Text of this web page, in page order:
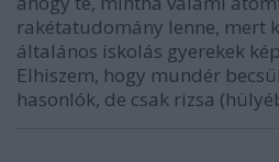
rakétatudomány lenne, mert
általános iskolás gyerekek
Elhiszem, hogy mundér
hasonlók, de csak rizsa